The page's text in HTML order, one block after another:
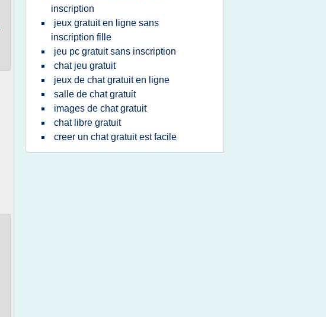
inscription
jeux gratuit en ligne sans
inscription fille
jeu pc gratuit sans inscription
chat jeu gratuit
jeux de chat gratuit en ligne
salle de chat gratuit
images de chat gratuit
chat libre gratuit
creer un chat gratuit est facile